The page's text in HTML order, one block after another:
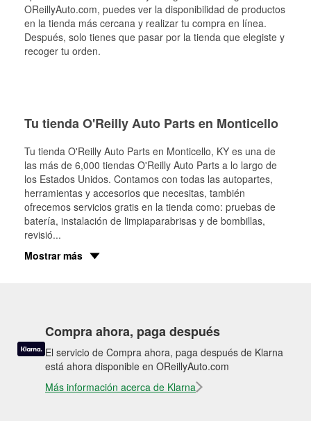
OReillyAuto.com, puedes ver la disponibilidad de productos
en la tienda más cercana y realizar tu compra en línea.
Después, solo tienes que pasar por la tienda que elegiste y
recoger tu orden.
Tu tienda O'Reilly Auto Parts en Monticello
Tu tienda O'Reilly Auto Parts en Monticello, KY es una de
las más de 6,000 tiendas O'Reilly Auto Parts a lo largo de
los Estados Unidos. Contamos con todas las autopartes,
herramientas y accesorios que necesitas, también
ofrecemos servicios gratis en la tienda como: pruebas de
batería, instalación de limpiaparabrisas y de bombillas,
revisió...
Mostrar más
Compra ahora, paga después
El servicio de Compra ahora, paga después de Klarna
está ahora disponible en OReillyAuto.com
Más información acerca de Klarna